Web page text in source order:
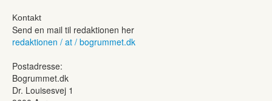
Kontakt
Send en mail til redaktionen her
redaktionen / at / bogrummet.dk
Postadresse:
Bogrummet.dk
Dr. Louisesvej 1